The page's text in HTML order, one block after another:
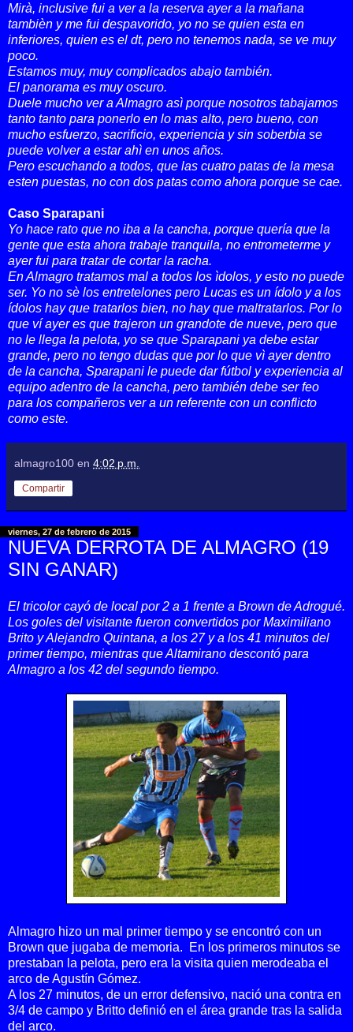
Mirà, inclusive fui a ver a la reserva ayer a la mañana
tambièn y me fui despavorido, yo no se quien esta en
inferiores, quien es el dt, pero no tenemos nada, se ve muy
poco.
Estamos muy, muy complicados abajo también.
El panorama es muy oscuro.
Duele mucho ver a Almagro asì porque nosotros tabajamos
tanto tanto para ponerlo en lo mas alto, pero bueno, con
mucho esfuerzo, sacrificio, experiencia y sin soberbia se
puede volver a estar ahì en unos años.
Pero escuchando a todos, que las cuatro patas de la mesa
esten puestas, no con dos patas como ahora porque se cae.
Caso Sparapani
Yo hace rato que no iba a la cancha, porque quería que la
gente que esta ahora trabaje tranquila, no entrometerme y
ayer fui para tratar de cortar la racha.
En Almagro tratamos mal a todos los ìdolos, y esto no puede
ser. Yo no sè los entretelones pero Lucas es un ídolo y a los
ídolos hay que tratarlos bien, no hay que maltratarlos. Por lo
que ví ayer es que trajeron un grandote de nueve, pero que
no le llega la pelota, yo se que Sparapani ya debe estar
grande, pero no tengo dudas que por lo que vì ayer dentro
de la cancha, Sparapani le puede dar fútbol y experiencia al
equipo adentro de la cancha, pero también debe ser feo
para los compañeros ver a un referente con un conflicto
como este.
almagro100 en 4:02 p.m.
Compartir
viernes, 27 de febrero de 2015
NUEVA DERROTA DE ALMAGRO (19
SIN GANAR)
El tricolor cayó de local por 2 a 1 frente a Brown de Adrogué.
Los goles del visitante fueron convertidos por Maximiliano
Brito y Alejandro Quintana, a los 27 y a los 41 minutos del
primer tiempo, mientras que Altamirano descontó para
Almagro a los 42 del segundo tiempo.
Almagro hizo un mal primer tiempo y se encontró con un
Brown que jugaba de memoria. En los primeros minutos se
prestaban la pelota, pero era la visita quien merodeaba el
arco de Agustín Gómez.
A los 27 minutos, de un error defensivo, nació una contra en
3/4 de campo y Britto definió en el área grande tras la salida
del arco.